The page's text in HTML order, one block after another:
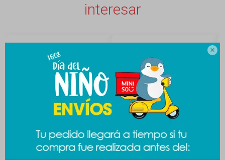

interesar
Llavero mini espejo Barbie Lunchera Sanrio - Melody